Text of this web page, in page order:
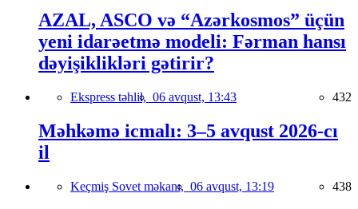
AZAL, ASCO və “Azərkosmos” üçün
yeni idarəetmə modeli: Fərman hansı
dəyişiklikləri gətirir?
Ekspress təhlil, 06 avqust, 13:43 432
Məhkəmə icmalı: 3–5 avqust 2026-cı
il
Keçmiş Sovet məkanı, 06 avqust, 13:19 438